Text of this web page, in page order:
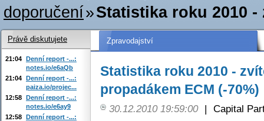
doporučení»Statistika roku 2010 -
Zpravodajství
Statistika roku 2010 -
propadákem ECM (-70%)
30.12.2010 19:59:00 | Capital
Právě diskutujete
21:04 Denní report -...:
notes.io/e6aQb
21:04 Denní report -...:
paiza.io/projec...
12:58 Denní report -...:
notes.io/e6ay9
12:58 Denní report -...: